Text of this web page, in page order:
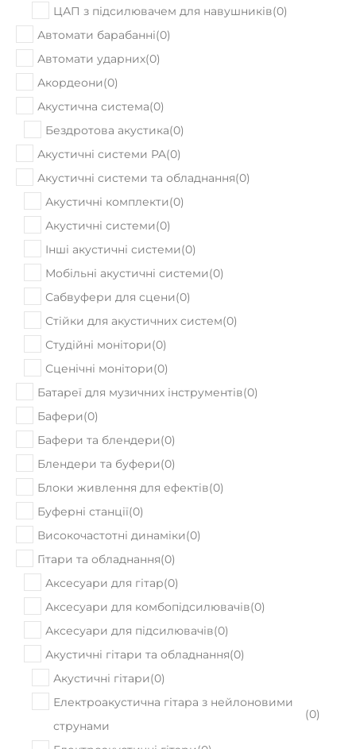
ЦАП з підсилювачем для навушників(0)
Автомати барабанні(0)
Автомати ударних(0)
Акордеони(0)
Акустична система(0)
Бездротова акустика(0)
Акустичні системи PA(0)
Акустичні системи та обладнання(0)
Акустичні комплекти(0)
Акустичні системи(0)
Інші акустичні системи(0)
Мобільні акустичні системи(0)
Сабвуфери для сцени(0)
Стійки для акустичних систем(0)
Студійні монітори(0)
Сценічні монітори(0)
Батареї для музичних інструментів(0)
Бафери(0)
Бафери та блендери(0)
Блендери та буфери(0)
Блоки живлення для ефектів(0)
Буферні станції(0)
Високочастотні динаміки(0)
Гітари та обладнання(0)
Аксесуари для гітар(0)
Аксесуари для комбопідсилювачів(0)
Аксесуари для підсилювачів(0)
Акустичні гітари та обладнання(0)
Акустичні гітари(0)
Електроакустична гітара з нейлоновими
струнами
(0)